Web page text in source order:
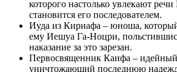
которого настолько увлекают
становится его последователем.
Иуда из Кириафа – юноша,
ему Иешуа Га-Ноцри,
наказание за это зарезан.
Первосвященник Каифа –
уничтожающий последнюю